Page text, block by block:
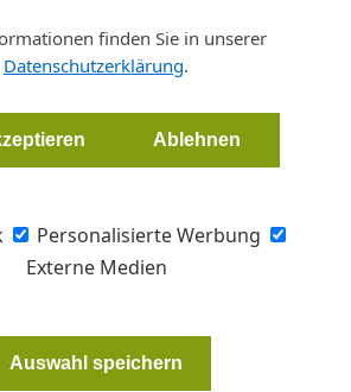
finden Sie in unserer
Datenschutzerklärung.
Ablehnen
Personalisierte Werbung
Externe Medien
Auswahl speichern
Arbeitgeber und zukünftige Arbeitnehmer in
am Holztechnikum Kuchl am 23.
Kontakte zwischen
in der
Mittwoch, dem 23. November